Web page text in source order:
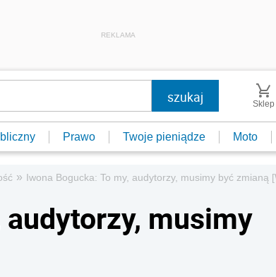
REKLAMA
Sklep
Prawo Twoje pieniądze Moto
» Iwona Bogucka: To my, audytorzy, musimy być zmianą
audytorzy, musimy